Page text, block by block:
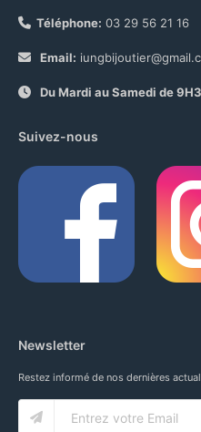
Téléphone: 03 29 56 21 16
Email:
Du Mardi au Samedi de
Suivez-nous
Newsletter
Restez informé de nos dernières